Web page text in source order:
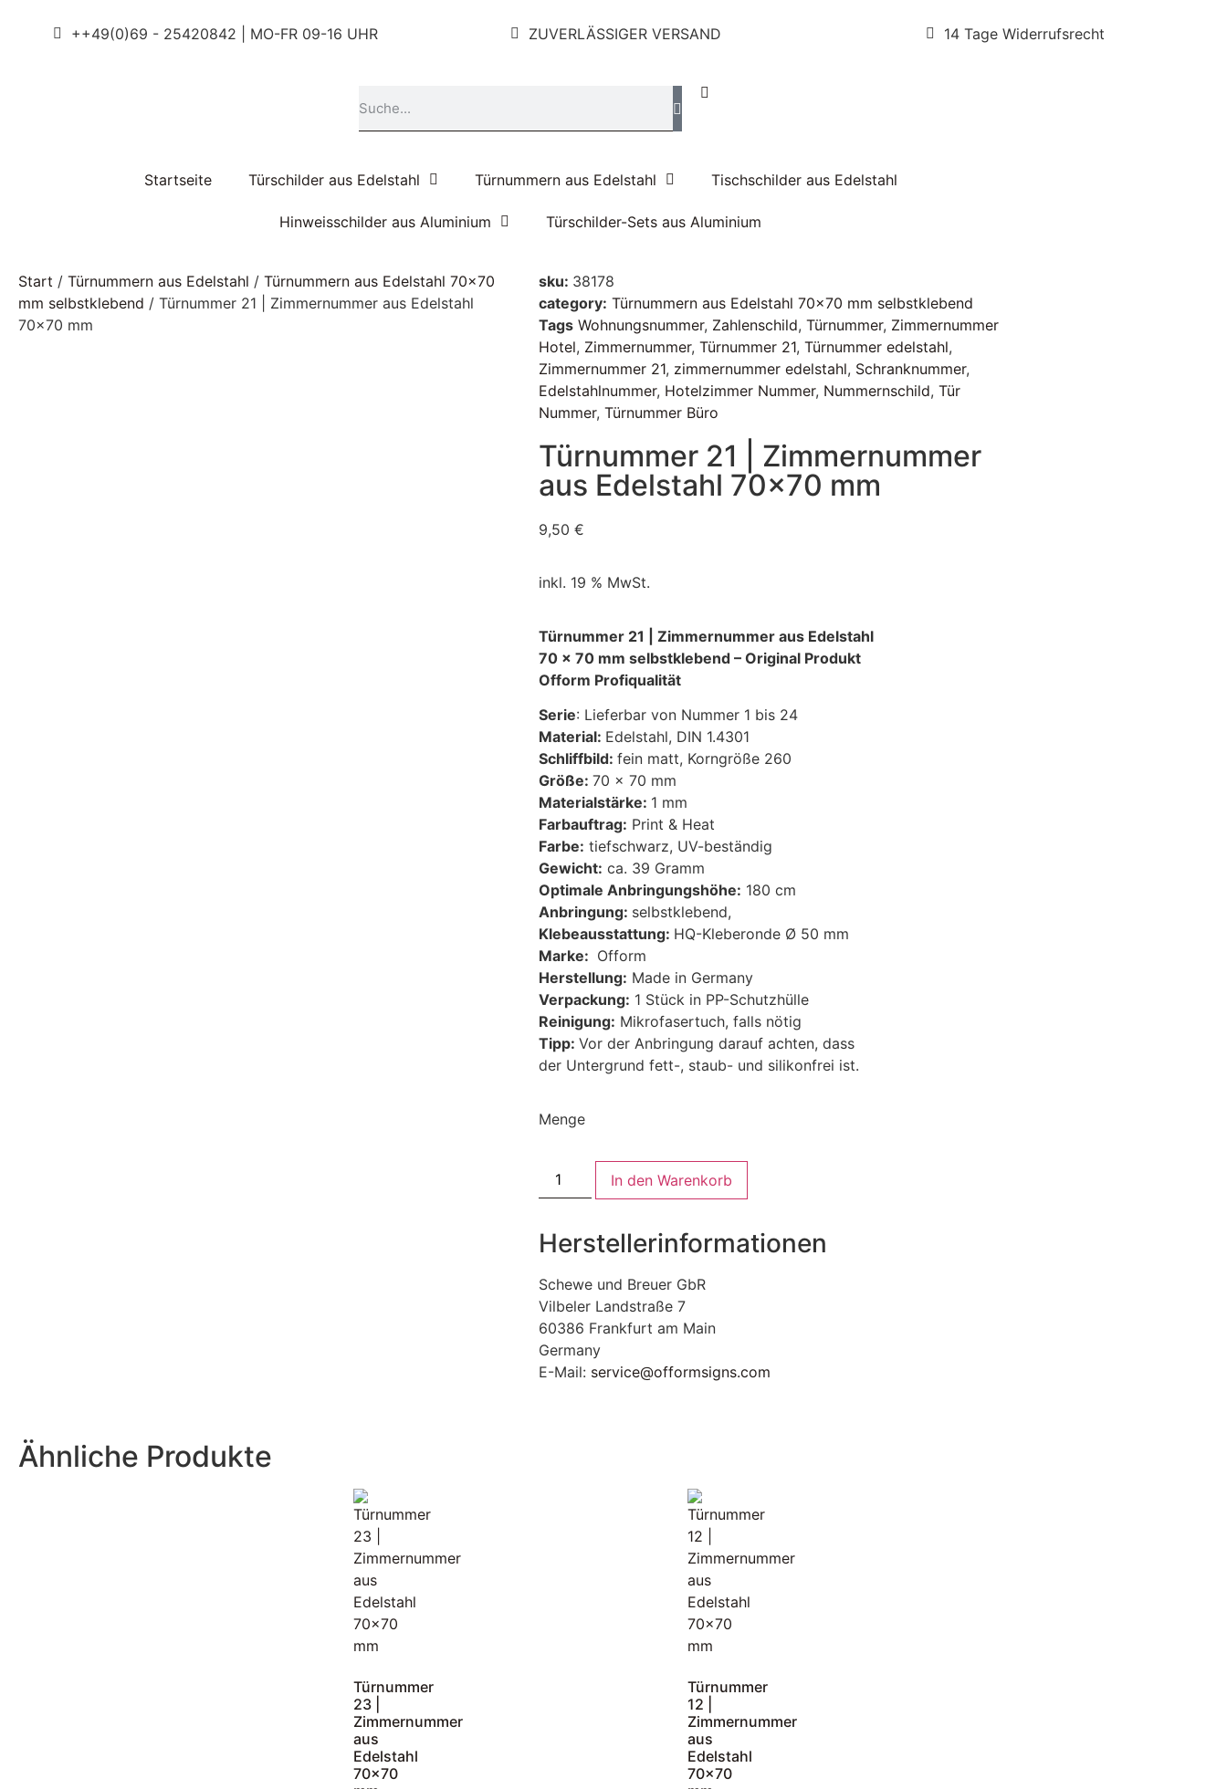
++49(0)69 - 25420842 | MO-FR 09-16 UHR ZUVERLÄSSIGER VERSAND 14 Tage Widerrufsrecht
Startseite Türschilder aus Edelstahl Türnummern aus Edelstahl Tischschilder aus Edelstahl
Hinweisschilder aus Aluminium Türschilder-Sets aus Aluminium
Start / Türnummern aus Edelstahl / Türnummern aus Edelstahl 70x70
mm selbstklebend / Türnummer 21 | Zimmernummer aus Edelstahl
70×70 mm
sku: 38178
category: Türnummern aus Edelstahl 70x70 mm selbstklebend
Tags Wohnungsnummer, Zahlenschild, Türnummer, Zimmernummer
Hotel, Zimmernummer, Türnummer 21, Türnummer edelstahl,
Zimmernummer 21, zimmernummer edelstahl, Schranknummer,
Edelstahlnummer, Hotelzimmer Nummer, Nummernschild, Tür
Nummer, Türnummer Büro
Türnummer 21 | Zimmernummer
aus Edelstahl 70×70 mm
9,50 €
inkl. 19 % MwSt.
Türnummer 21 | Zimmernummer aus Edelstahl
70 x 70 mm selbstklebend – Original Produkt
Ofform Profiqualität
Serie: Lieferbar von Nummer 1 bis 24
Material: Edelstahl, DIN 1.4301
Schliffbild: fein matt, Korngröße 260
Größe: 70 x 70 mm
Materialstärke: 1 mm
Farbauftrag: Print & Heat
Farbe: tiefschwarz, UV-beständig
Gewicht: ca. 39 Gramm
Optimale Anbringungshöhe: 180 cm
Anbringung: selbstklebend,
Klebeausstattung: HQ-Kleberonde Ø 50 mm
Marke: Ofform
Herstellung: Made in Germany
Verpackung: 1 Stück in PP-Schutzhülle
Reinigung: Mikrofasertuch, falls nötig
Tipp: Vor der Anbringung darauf achten, dass
der Untergrund fett-, staub- und silikonfrei ist.
Menge
In den Warenkorb
Herstellerinformationen
Schewe und Breuer GbR
Vilbeler Landstraße 7
60386 Frankfurt am Main
Germany
E-Mail: service@offormsigns.com
Ähnliche Produkte
Türnummer
23 |
Zimmernummer
aus
Edelstahl
70×70
Türnummer
12 |
Zimmernummer
aus
Edelstahl
70×70